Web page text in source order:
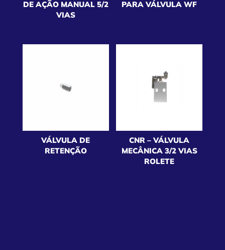
DE AÇÃO MANUAL 5/2
VIAS
PARA VÁLVULA WF
VÁLVULA DE
RETENÇÃO
CNR – VÁLVULA
MECÂNICA 3/2 VIAS
ROLETE